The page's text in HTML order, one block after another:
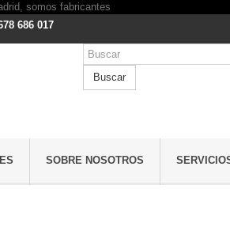
686 017
Buscar
SOBRE NOSOTROS